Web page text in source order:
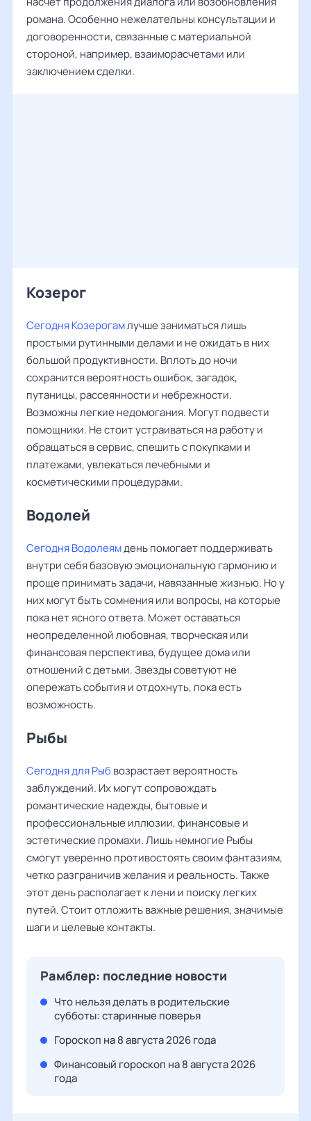
романа. Особенно нежелательны консультации и
договоренности, связанные с материальной
стороной, например, взаиморасчетами или
заключением сделки.
Козерог
Сегодня Козерогамлучше заниматься лишь
простыми рутинными делами и не ожидать в них
большой продуктивности. Вплоть до ночи
сохранится вероятность ошибок, загадок,
путаницы, рассеянности и небрежности.
Возможны легкие недомогания. Могут подвести
помощники. Не стоит устраиваться на работу и
обращаться в сервис, спешить с покупками и
платежами, увлекаться лечебными и
косметическими процедурами.
Водолей
Сегодня Водолеямдень помогает поддерживать
внутри себя базовую эмоциональную гармонию и
проще принимать задачи, навязанные жизнью. Но у
них могут быть сомнения или вопросы, на которые
пока нет ясного ответа. Может оставаться
неопределенной любовная, творческая или
финансовая перспектива, будущее дома или
отношений с детьми. Звезды советуют не
опережать события и отдохнуть, пока есть
возможность.
Рыбы ‌‌
Сегодня для Рыб возрастает вероятность
заблуждений. Их могут сопровождать
романтические надежды, бытовые и
профессиональные иллюзии, финансовые и
эстетические промахи. Лишь немногие Рыбы
смогут уверенно противостоять своим фантазиям,
четко разграничив желания и реальность. Также
этот день располагает к лени и поиску легких
путей. Стоит отложить важные решения, значимые
шаги и целевые контакты.
Рамблер: последние новости
Что нельзя делать в родительские
субботы: старинные поверья
Гороскоп на 8 августа 2026 года
Финансовый гороскоп на 8 августа 2026
года